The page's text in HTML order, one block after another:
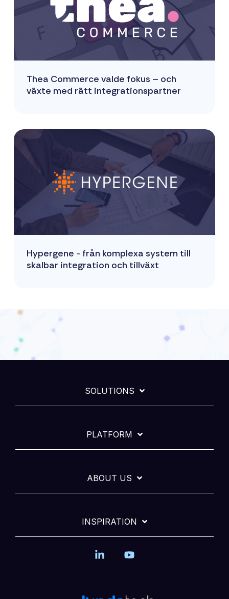
Thea Commerce valde fokus – och
växte med rätt integrationspartner
Hypergene - från komplexa system till
skalbar integration och tillväxt
SOLUTIONS
PLATFORM
ABOUT US
INSPIRATION
Linkedin